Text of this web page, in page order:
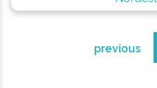
previous